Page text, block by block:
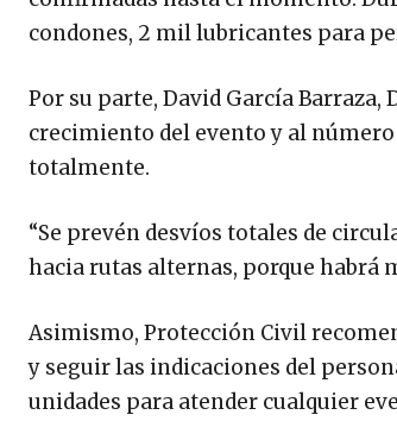
condones, 2 mil lubricantes para
Por su parte, David García
crecimiento del evento y al
totalmente.
“Se prevén desvíos totales de
hacia rutas alternas, porque habrá
Asimismo, Protección Civil
y seguir las indicaciones del
unidades para atender cualquier